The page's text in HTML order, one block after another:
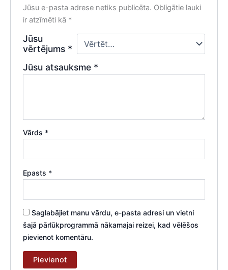
Jūsu e-pasta adrese netiks publicēta. Obligātie lauki
ir atzīmēti kā *
Jūsu
vērtējums *
Jūsu atsauksme *
Vārds *
Epasts *
Saglabājiet manu vārdu, e-pasta adresi un vietni
šajā pārlūkprogrammā nākamajai reizei, kad vēlēšos
pievienot komentāru.